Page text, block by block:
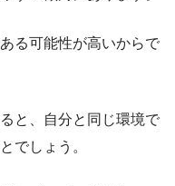
る可能性が高いからで
と、自分と同じ環境で
でしょう。